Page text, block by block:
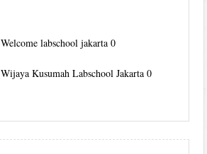
Welcome labschool jakarta 0
Wijaya Kusumah Labschool Jakarta 0